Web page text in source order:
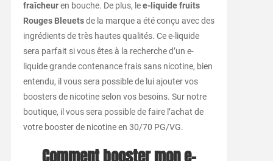
fraîcheuren bouche. De plus, lee-liquide fruits
Rouges Bleuetsde la marque a été conçu avec des
ingrédients de très hautes qualités. Ce e-liquide
sera parfait si vous êtes à la recherche d’un e-
liquide grande contenance frais sans nicotine, bien
entendu, il vous sera possible de lui ajouter vos
boosters de nicotine selon vos besoins. Sur notre
boutique, il vous sera possible de faire l’achat de
votre booster de nicotine en 30/70 PG/VG.